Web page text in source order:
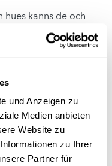
und Anzeigen zu
Medien anbieten
Website zu
zu Ihrer
Partner für
hues kanns de och
brauchs, fënns
dats de och eng LED